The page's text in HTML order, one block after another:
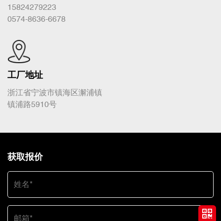
15824279223
0574-8636-6678
工厂地址
浙江省宁波市镇海区澥浦镇
镇浦路5910号
获取报价